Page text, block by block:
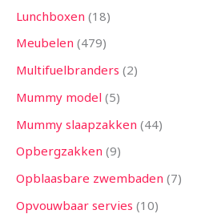
Lunchboxen 18
Meubelen 479
Multifuelbranders 2
Mummy model 5
Mummy slaapzakken 44
Opbergzakken 9
Opblaasbare zwembaden 7
Opvouwbaar servies 10